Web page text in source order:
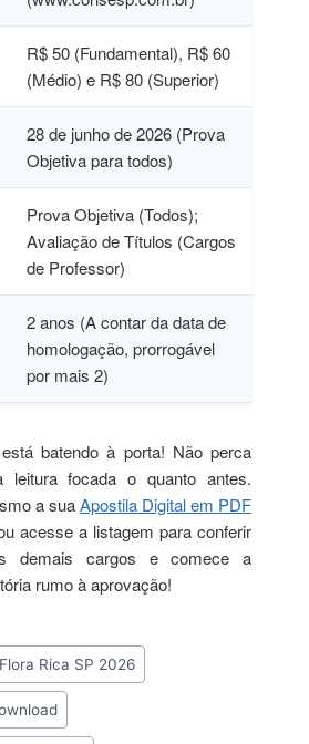
R$ 50 (Fundamental), R$ 60
(Médio) e R$ 80 (Superior)
28 de junho de 2026 (Prova
Objetiva para todos)
Prova Objetiva (Todos);
Avaliação de Títulos (Cargos
de Professor)
2 anos (A contar da data de
homologação, prorrogável
por mais 2)
batendo à porta! Não perca
focada o quanto antes.
a suaApostila Digital em PDF
acesse a listagem para conferir
demais cargos e comece a
rumo à aprovação!
Rica SP 2026